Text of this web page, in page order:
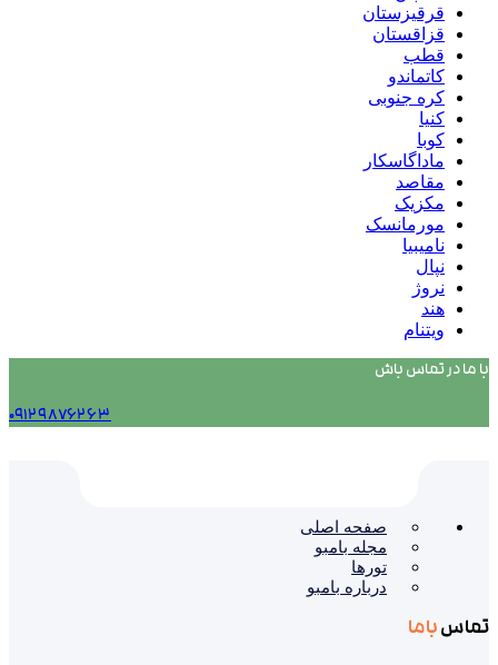
قرقیزستان
قزاقستان
قطب
کاتماندو
کره جنوبی
کنیا
کوبا
ماداگاسکار
مقاصد
مکزیک
مورمانسک
نامیبیا
نپال
نروژ
هند
ویتنام
با ما در تماس باش
۰۹۱۲۹۸۷۶۲۶۳
صفحه اصلی
مجله بامبو
تورها
درباره بامبو
تماسباما